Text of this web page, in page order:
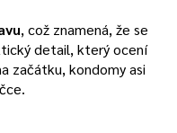
, což znamená, že se
detail, který ocení
začátku, kondomy asi